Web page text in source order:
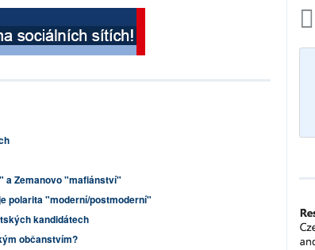
a Zemanovo "mafiánství"
polarita "moderní/postmoderní"
kandidátech
občanstvím?